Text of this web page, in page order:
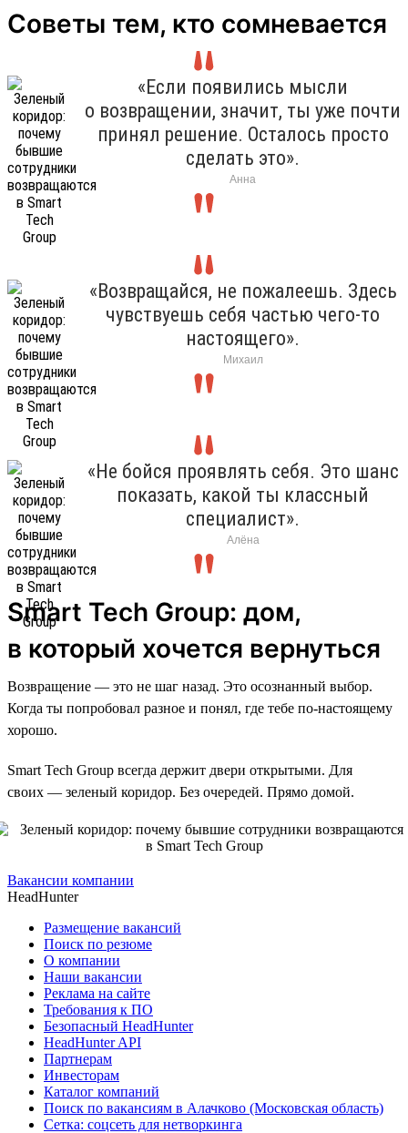
Советы тем, кто сомневается
«Если появились мысли
о возвращении, значит, ты уже почти
принял решение. Осталось просто
сделать это».
Анна
«Возвращайся, не пожалеешь. Здесь
чувствуешь себя частью чего-то
настоящего».
Михаил
«Не бойся проявлять себя. Это шанс
показать, какой ты классный
специалист».
Алёна
Smart Tech Group: дом,
в который хочется вернуться
Возвращение — это не шаг назад. Это осознанный выбор.
Когда ты попробовал разное и понял, где тебе по-настоящему
хорошо.
Smart Tech Group всегда держит двери открытыми. Для
своих — зеленый коридор. Без очередей. Прямо домой.
Вакансии компании
HeadHunter
Размещение вакансий
Поиск по резюме
О компании
Наши вакансии
Реклама на сайте
Требования к ПО
Безопасный HeadHunter
HeadHunter API
Партнерам
Инвесторам
Каталог компаний
Поиск по вакансиям в Алачково (Московская область)
Сетка: соцсеть для нетворкинга